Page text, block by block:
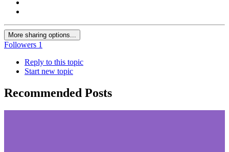
More sharing options...
Followers 1
Reply to this topic
Start new topic
Recommended Posts